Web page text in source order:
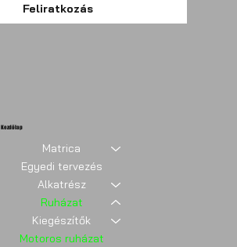
Feliratkozás
Kezdőlap
Matrica
Egyedi tervezés
Alkatrész
Ruházat
Kiegészítők
Motoros ruházat